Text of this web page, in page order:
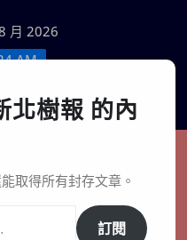
月 2026
AM
報
結、創生
北樹報 的內
取得所有封存文章。
訂閱